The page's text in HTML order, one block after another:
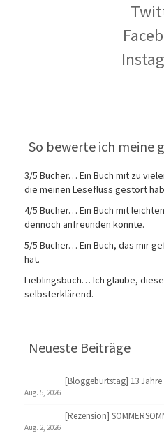
So bewerte ich meine
3/5 Bücher… Ein Buch mit zu
die meinen Lesefluss gestört
4/5 Bücher… Ein Buch mit
dennoch anfreunden konnte.
5/5 Bücher… Ein Buch, das mir
hat.
Lieblingsbuch… Ich glaube,
selbsterklärend.
Neueste Beiträge
[Bloggeburtstag] 13
Aug. 5, 2026
[Rezension]
Aug. 2, 2026